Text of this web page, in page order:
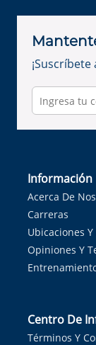
Información
Acerca De
Carreras
Ubicaciones
Opiniones Y
Centro De
Términos Y